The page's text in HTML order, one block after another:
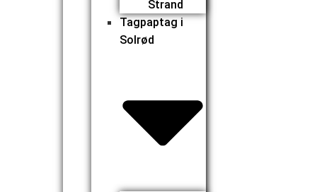
Strand
Tagpaptag i
Solrød